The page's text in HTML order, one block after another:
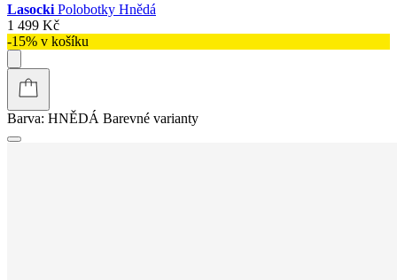
Lasocki Polobotky Hnědá
1 499 Kč
-15% v košíku
Barva: HNĚDÁ Barevné varianty